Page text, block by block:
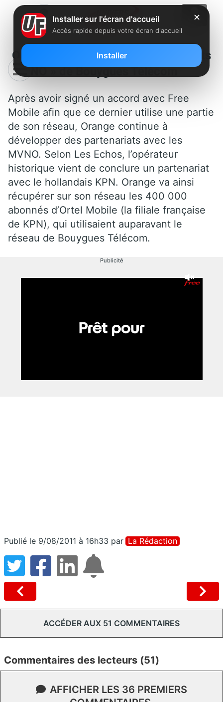
Orange récupère 400 000 « clients
MVNO » de Bouygues Télécom
Après avoir signé un accord avec Free
Mobile afin que ce dernier utilise une partie
de son réseau, Orange continue à
développer des partenariats avec les
MVNO. Selon Les Echos, l’opérateur
historique vient de conclure un partenariat
avec le hollandais KPN. Orange va ainsi
récupérer sur son réseau les 400 000
abonnés d’Ortel Mobile (la filiale française
de KPN), qui utilisaient auparavant le
réseau de Bouygues Télécom.
Publicité
Publié le 9/08/2011 à 16h33 par La Rédaction
ACCÉDER AUX 51 COMMENTAIRES
Commentaires des lecteurs (51)
AFFICHER LES 36 PREMIERS
✕
Installer sur l'écran d'accueil
Accès rapide depuis votre écran d'accueil
Installer